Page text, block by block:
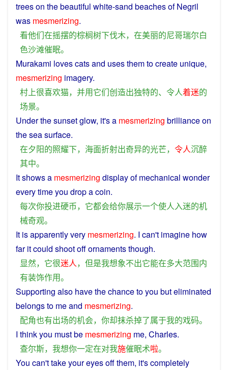
treeson thebeautiful white-sand beachesofNegril
was mesmerizing.
看他们在摇摆的棕榈树下伐木， 在美丽的尼哥瑞尔白
色沙滩催眠。
Murakami lovescatsand usesthemtocreate unique,
mesmerizing imagery.
村上很喜欢猫， 并用它们创造出独特的、 令人着迷的
场景。
Underthesunsetglow, it'sa mesmerizing brillianceon
the sea surface.
在夕阳的照耀下， 海面折射出奇异的光芒， 令人沉醉
其中。
Itshowsa mesmerizing displayof mechanical wonder
every timeyou dropacoin.
每次你投进硬币， 它都会给你展示一个使人入迷的机
械奇观。
It isapparentlyvery mesmerizing. I can't imagine how
faritcould shoot offornamentsthough.
显然， 它很迷人， 但是我想象不出它能在多大范围内
有装饰作用。
Supporting also havethechancetoyou buteliminated
belongsto meand mesmerizing.
配角也有出场的机会， 你却抹杀掉了属于我的戏码。
I thinkyou mustbe mesmerizing me, Charles.
查尔斯， 我想你一定在对我施催眠术啦。
You can't take youreyesoffthem, it'scompletely